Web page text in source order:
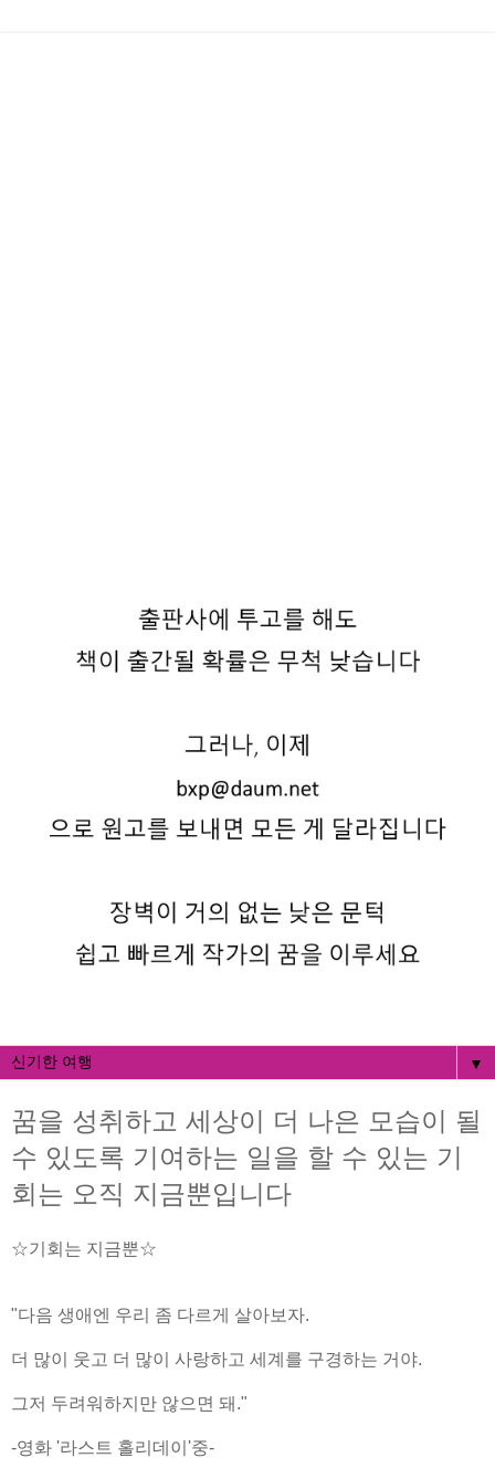
▼
꿈을 성취하고 세상이 더 나은 모습이 될
수 있도록 기여하는 일을 할 수 있는 기
회는 오직 지금뿐입니다
☆기회는 지금뿐☆
"다음 생애엔 우리 좀 다르게 살아보자.
더 많이 웃고 더 많이 사랑하고 세계를 구경하는 거야.
그저 두려워하지만 않으면 돼."
-영화 '라스트 홀리데이'중-